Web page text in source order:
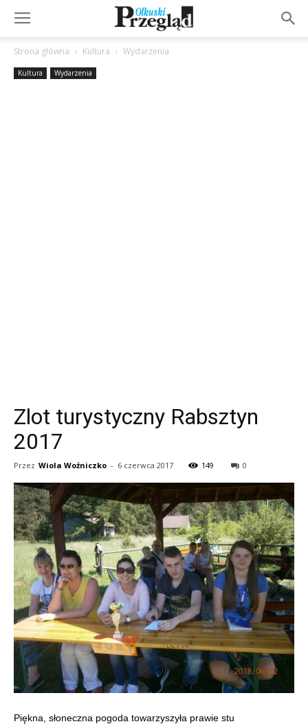
Strona główna Kultura Wydarzenia
Kultura Wydarzenia
Zlot turystyczny Rabsztyn
2017
Przez Wiola Woźniczko - 6 czerwca 2017 149 0
Piękna, słoneczna pogoda towarzyszyła prawie stu